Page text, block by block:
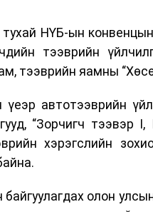
НҮБ-ын
тээврийн
тээврийн яамны
үеэр автотээврийн
“Зорчигч тээвэр
хэрэгслийн
байгуулагдах олон